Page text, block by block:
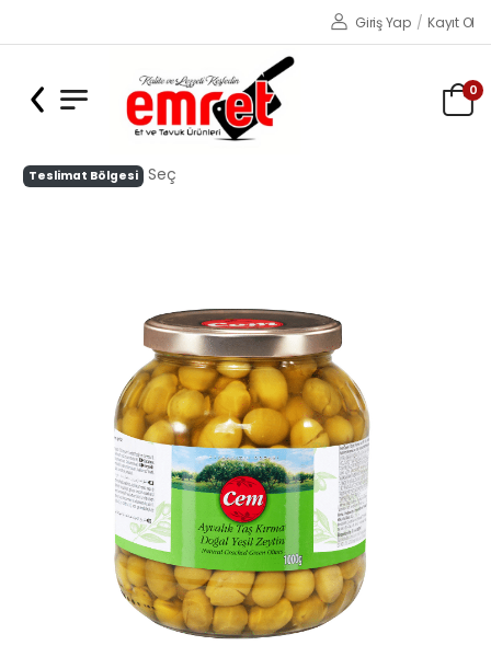
Giriş Yap / Kayıt Ol
0
Teslimat Bölgesi Seç